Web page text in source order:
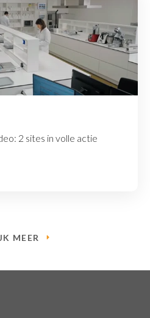
2 sites in volle actie
MEER